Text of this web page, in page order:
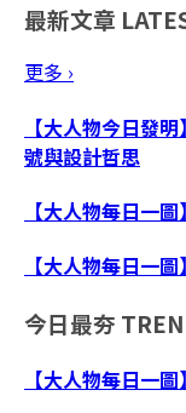
最新文章
更多 ›
【大人物今日發
號與設計哲思
【大人物每日一
【大人物每日一
今日最夯
【大人物每日一